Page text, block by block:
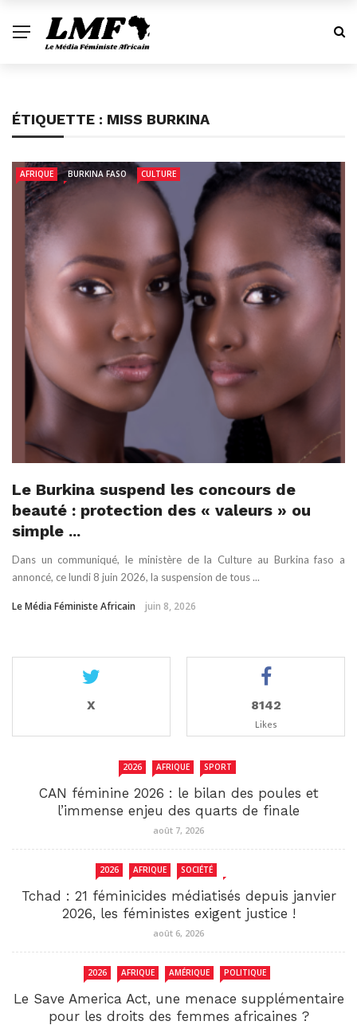
ÉTIQUETTE : MISS BURKINA
AFRIQUE BURKINA FASO CULTURE
Le Burkina suspend les concours de
beauté : protection des « valeurs » ou
simple ...
Dans un communiqué, le ministère de la Culture au Burkina faso a
annoncé, ce lundi 8 juin 2026, la suspension de tous ...
Le Média Féministe Africain juin 8, 2026
X 8142
Likes
2026 AFRIQUE SPORT
CAN féminine 2026 : le bilan des poules et
l’immense enjeu des quarts de finale
août 7, 2026
2026 AFRIQUE SOCIÉTÉ
Tchad : 21 féminicides médiatisés depuis janvier
2026, les féministes exigent justice !
août 6, 2026
2026 AFRIQUE AMÉRIQUE POLITIQUE
Le Save America Act, une menace supplémentaire
pour les droits des femmes africaines ?